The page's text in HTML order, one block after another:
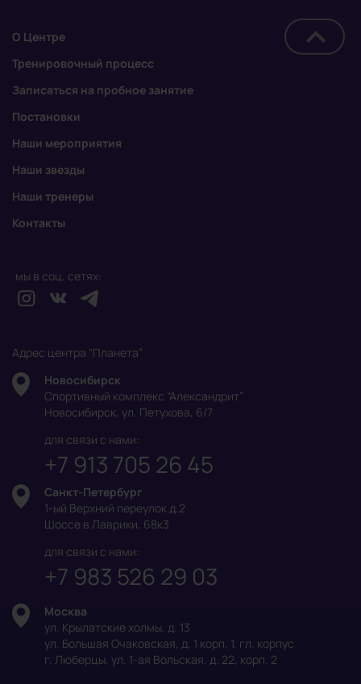
О Центре
Тренировочный процесс
Записаться на пробное занятие
Постановки
Наши мероприятия
Наши звезды
Наши тренеры
Контакты
Адрес центра “Планета”
Новосибирск
Спортивный комплекс “Александрит”
Новосибирск, ул. Петухова, 6/7
для связи с нами:
+7 913 705 26 45
мы в соц. сетях:
Санкт-Петербург
1-ый Верхний переулок д.2
Шоссе в Лаврики, 68к3
для связи с нами:
+7 983 526 29 03
Москва
ул. Крылатские холмы, д. 13
ул. Большая Очаковская, д. 1 корп. 1, гл. корпус
г. Люберцы, ул. 1-ая Вольская, д. 22, корп. 2